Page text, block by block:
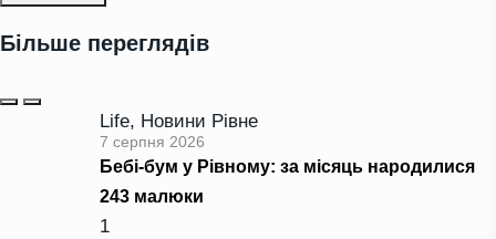
Більше переглядів
Life, Новини Рівне
7 серпня 2026
Бебі-бум у Рівному: за місяць народилися
243 малюки
1